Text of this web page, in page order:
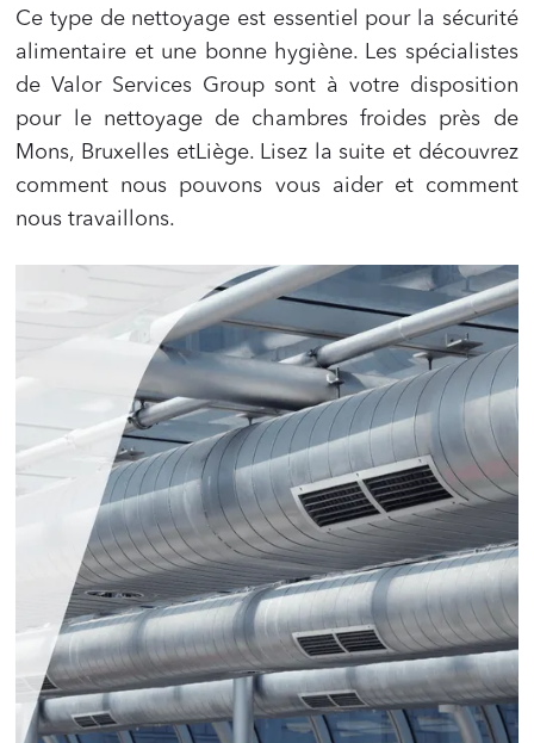
Ce type de nettoyage est essentiel pour la sécurité
alimentaire et une bonne hygiène. Les spécialistes
de Valor Services Group sont à votre disposition
pour le nettoyage de chambres froides près de
Mons, Bruxelles etLiège. Lisez la suite et découvrez
comment nous pouvons vous aider et comment
nous travaillons.